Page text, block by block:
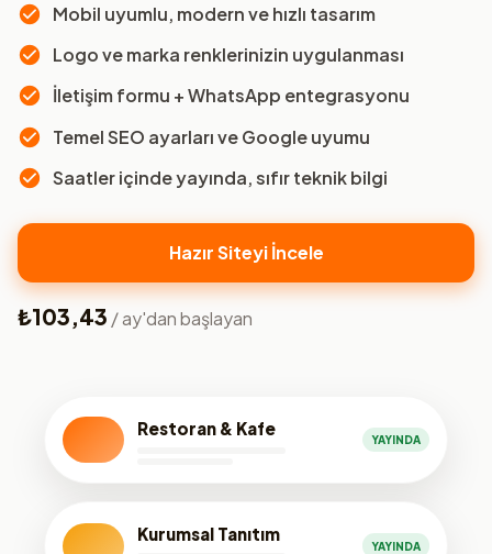
Mobil uyumlu, modern ve hızlı tasarım
Logo ve marka renklerinizin uygulanması
İletişim formu + WhatsApp entegrasyonu
Temel SEO ayarları ve Google uyumu
Saatler içinde yayında, sıfır teknik bilgi
Hazır Siteyi İncele
₺103,43 / ay'dan başlayan
Restoran & Kafe
YAYINDA
Kurumsal Tanıtım
YAYINDA